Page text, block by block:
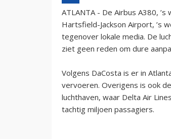
ATLANTA - De Airbus A380,
Hartsfield-Jackson Airport, ’s
tegenover lokale media. De
ziet geen reden om dure
Volgens DaCosta is er in
vervoeren. Overigens is ook
luchthaven, waar Delta Air
tachtig miljoen passagiers.